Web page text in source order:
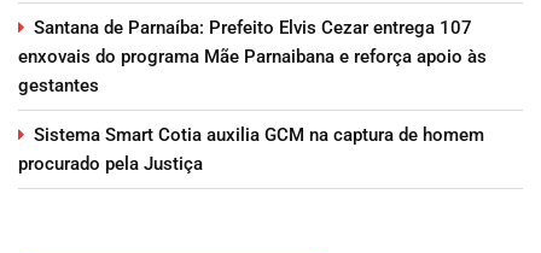
Santana de Parnaíba: Prefeito Elvis Cezar entrega 107
enxovais do programa Mãe Parnaibana e reforça apoio às
gestantes
Sistema Smart Cotia auxilia GCM na captura de homem
procurado pela Justiça